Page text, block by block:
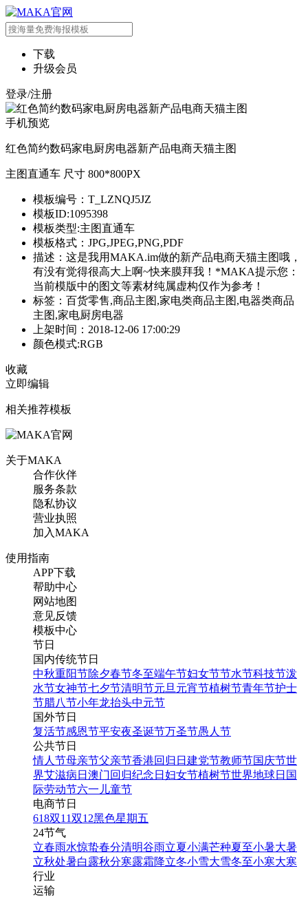
下载
升级会员
登录/注册
手机预览
红色简约数码家电厨房电器新产品电商天猫主图
主图直通车 尺寸 800*800PX
模板编号：T_LZNQJ5JZ
模板ID:1095398
模板类型:主图直通车
模板格式：JPG,JPEG,PNG,PDF
描述：这是我用MAKA.im做的新产品电商天猫主图哦，
有没有觉得很高大上啊~快来膜拜我！*MAKA提示您：
当前模版中的图文等素材纯属虚构仅作为参考！
标签：百货零售,商品主图,家电类商品主图,电器类商品
主图,家电厨房电器
上架时间：2018-12-06 17:00:29
颜色模式:RGB
收藏
立即编辑
相关推荐模板
关于MAKA
合作伙伴
服务条款
隐私协议
营业执照
加入MAKA
使用指南
APP下载
帮助中心
网站地图
意见反馈
模板中心
节日
国内传统节日
中秋重阳节除夕春节冬至端午节妇女节节水节科技节泼
水节女神节七夕节清明节元旦 元宵节植树节青年节护士
节腊八节小年龙抬头中元节
国外节日
复活节感恩节平安夜圣诞节万圣节愚人节
公共节日
情人节母亲节父亲节香港回归日 建党节教师节国庆节世
界艾滋病日 澳门回归纪念日 妇女节植树节世界地球日 国
际劳动节六一儿童节
电商节日
618双11双12黑色星期五
24节气
立春雨水惊蛰春分清明谷雨立夏小满芒种夏至小暑大暑
立秋处暑白露秋分寒露霜降立冬小雪大雪冬至小寒大寒
行业
运输